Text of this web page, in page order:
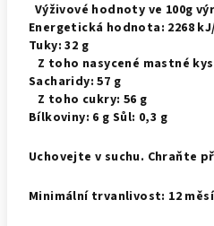
Výživové hodnoty ve 100g
Energetická hodnota: 2268
Tuky: 32 g
Z toho nasycené mastné
Sacharidy: 57 g
Z toho cukry: 56 g
Bílkoviny: 6 g Sůl: 0,3 g
Uchovejte v suchu. Chraňte
Minimální trvanlivost: 12